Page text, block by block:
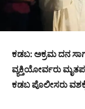
ಕಡಬ: ಅಕ್ರಮ ದನ
ವ್ಯಕ್ತಿಯೋರ್ವರು
ಕಡಬ ಪೊಲೀಸರು